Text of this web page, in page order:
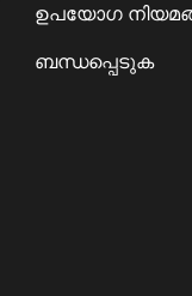
ഉപയോഗ
ബന്ധപ്പെടുക